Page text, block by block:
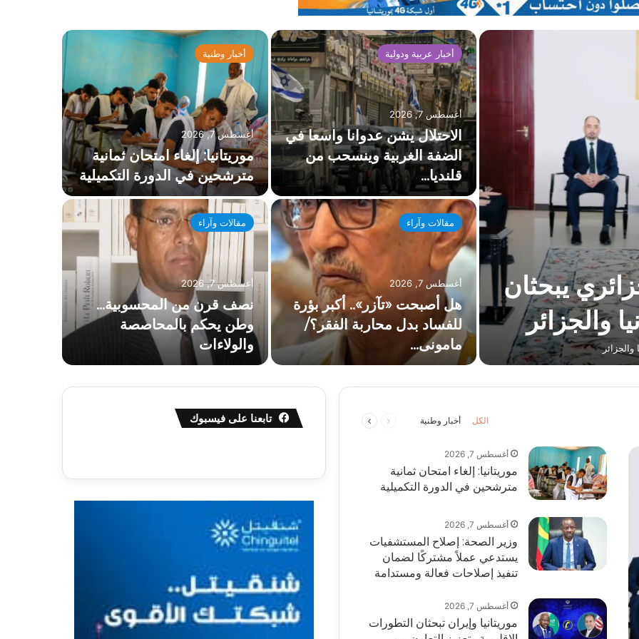
يبحثان
والجزائر
والجزائر
أخبار عربية ودولية
أغسطس 7, 2026
الاحتلال يشن عدوانا واسعا في
الضفة الغربية وينسحب من
قلنديا…
أخبار وطنية
أغسطس 7, 2026
موريتانيا: إلغاء امتحان ثمانية
مترشحين في الدورة التكميلية
مقالات وآراء
أغسطس 7, 2026
هل أصبحت «تآزر».. أكبر بؤرة
للفساد بدل محاربة الفقر؟/
مامونى…
مقالات وآراء
أغسطس 7, 2026
نصف قرن من المحسوبية…
وطن يحكم بالمحاصصة
والولاءات
الكل أخبار وطنية الصفحةالصفحة
أغسطس 7, 2026
موريتانيا: إلغاء امتحان ثمانية
مترشحين في الدورة التكميلية
أغسطس 7, 2026
وزير الصحة: إصلاح المستشفيات
يستدعي عملاً مشتركًا لضمان
تنفيذ إصلاحات فعالة ومستدامة
أغسطس 7, 2026
موريتانيا وإيران تبحثان التطورات
تابعنا على فيسبوك